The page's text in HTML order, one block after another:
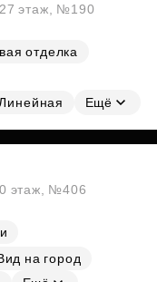
этаж, №190
отделка
Ещё
этаж, №406
на город